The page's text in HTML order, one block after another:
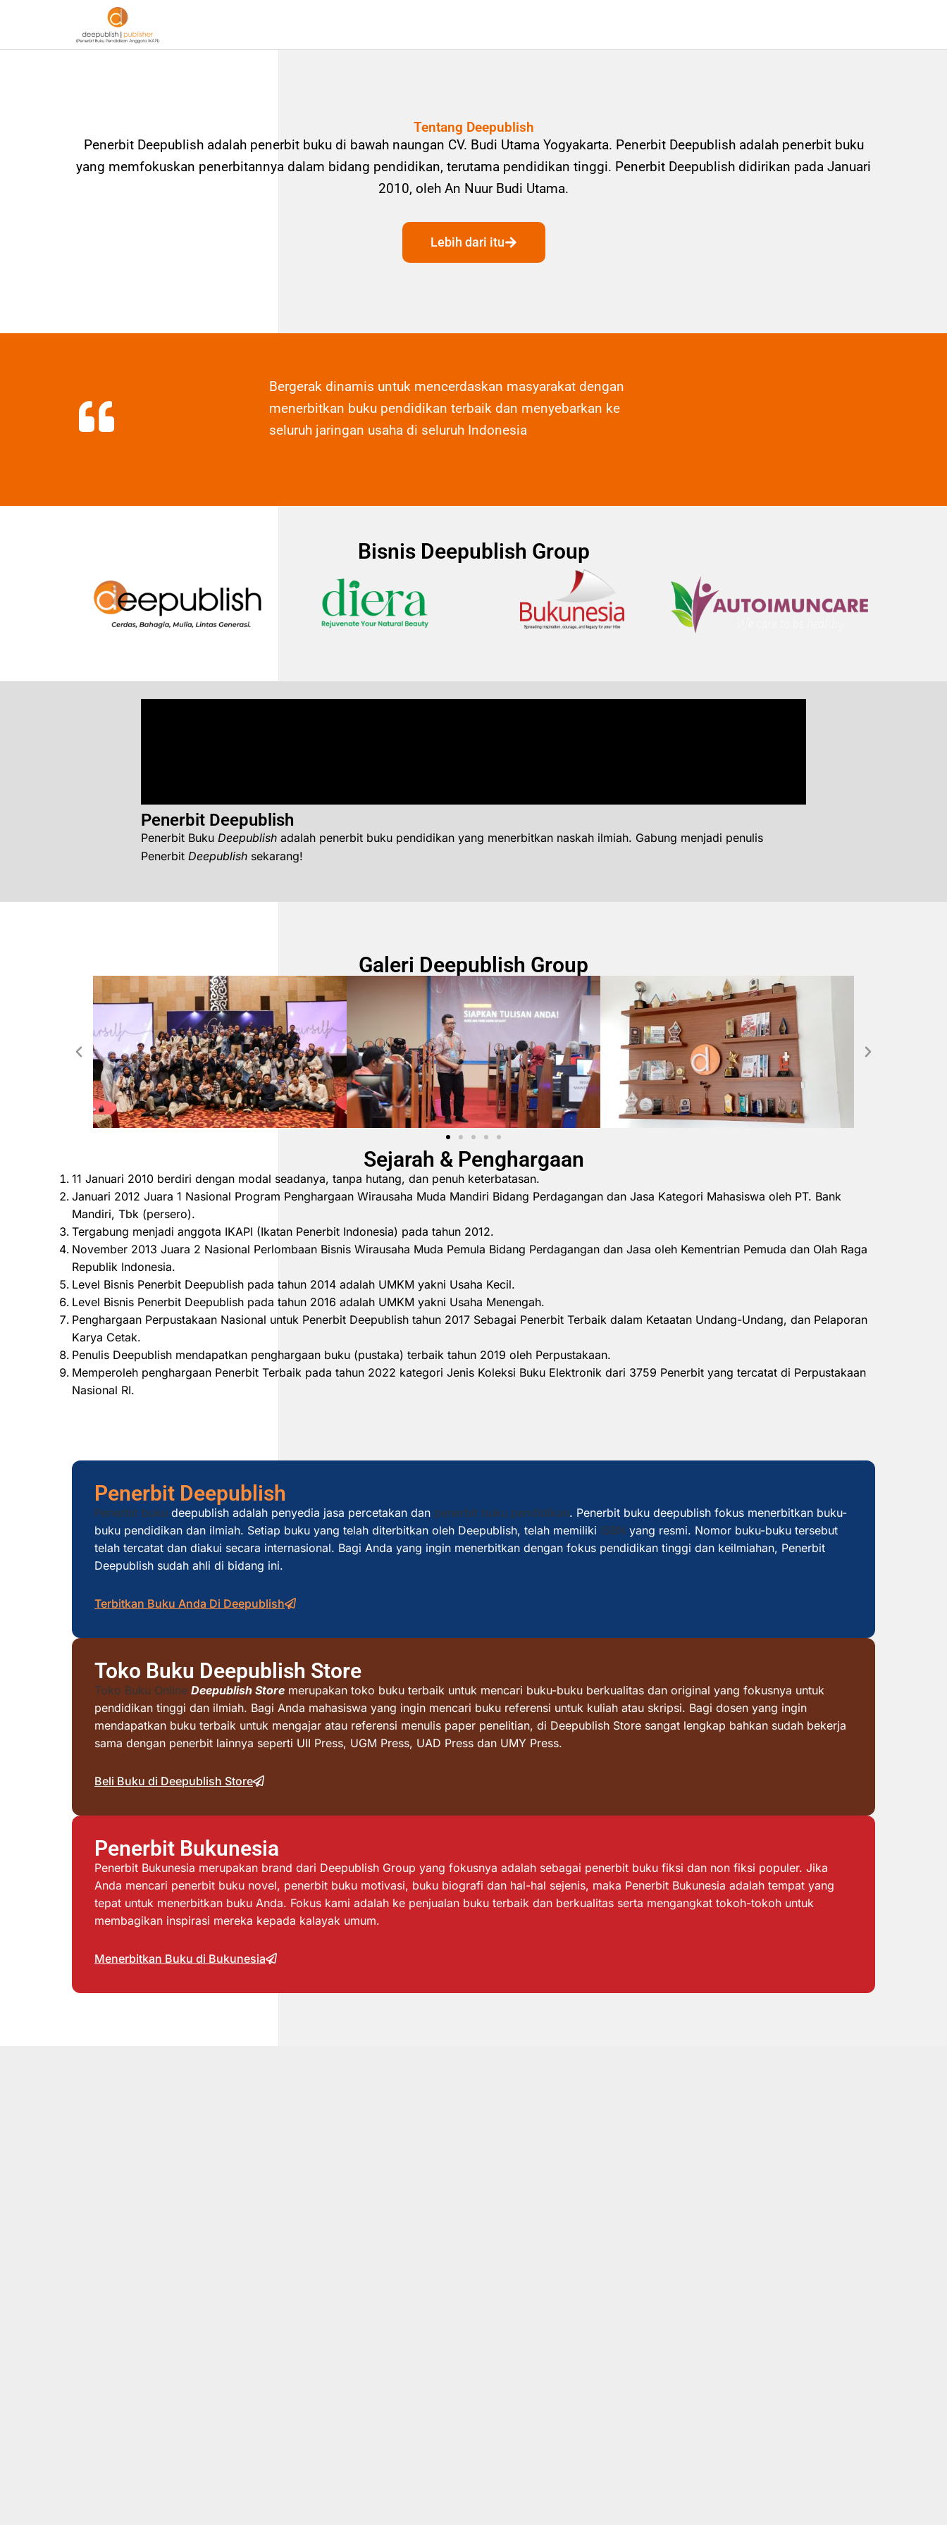
Tentang Deepublish
Penerbit Deepublish adalah penerbit buku di bawah naungan CV. Budi Utama Yogyakarta. Penerbit Deepublish adalah penerbit buku
yang memfokuskan penerbitannya dalam bidang pendidikan, terutama pendidikan tinggi. Penerbit Deepublish didirikan pada Januari
2010, oleh An Nuur Budi Utama.
Lebih dari itu
Bergerak dinamis untuk mencerdaskan masyarakat dengan
menerbitkan buku pendidikan terbaik dan menyebarkan ke
seluruh jaringan usaha di seluruh Indonesia
Bisnis Deepublish Group
Penerbit Deepublish
Penerbit Buku Deepublish adalah penerbit buku pendidikan yang menerbitkan naskah ilmiah. Gabung menjadi penulis
Penerbit Deepublish sekarang!
Galeri Deepublish Group
Sejarah & Penghargaan
11 Januari 2010 berdiri dengan modal seadanya, tanpa hutang, dan penuh keterbatasan.
Januari 2012 Juara 1 Nasional Program Penghargaan Wirausaha Muda Mandiri Bidang Perdagangan dan Jasa Kategori Mahasiswa oleh PT. Bank
Mandiri, Tbk (persero).
Tergabung menjadi anggota IKAPI (Ikatan Penerbit Indonesia) pada tahun 2012.
November 2013 Juara 2 Nasional Perlombaan Bisnis Wirausaha Muda Pemula Bidang Perdagangan dan Jasa oleh Kementrian Pemuda dan Olah Raga
Republik Indonesia.
Level Bisnis Penerbit Deepublish pada tahun 2014 adalah UMKM yakni Usaha Kecil.
Level Bisnis Penerbit Deepublish pada tahun 2016 adalah UMKM yakni Usaha Menengah.
Penghargaan Perpustakaan Nasional untuk Penerbit Deepublish tahun 2017 Sebagai Penerbit Terbaik dalam Ketaatan Undang-Undang, dan Pelaporan
Karya Cetak.
Penulis Deepublish mendapatkan penghargaan buku (pustaka) terbaik tahun 2019 oleh Perpustakaan.
Memperoleh penghargaan Penerbit Terbaik pada tahun 2022 kategori Jenis Koleksi Buku Elektronik dari 3759 Penerbit yang tercatat di Perpustakaan
Nasional RI.
Penerbit Deepublish
Penerbit buku deepublish adalah penyedia jasa percetakan dan penerbit buku pendidikan. Penerbit buku deepublish fokus menerbitkan buku-
buku pendidikan dan ilmiah. Setiap buku yang telah diterbitkan oleh Deepublish, telah memiliki ISBN yang resmi. Nomor buku-buku tersebut
telah tercatat dan diakui secara internasional. Bagi Anda yang ingin menerbitkan dengan fokus pendidikan tinggi dan keilmiahan, Penerbit
Deepublish sudah ahli di bidang ini.
Terbitkan Buku Anda Di Deepublish
Toko Buku Deepublish Store
Toko Buku Online Deepublish Store merupakan toko buku terbaik untuk mencari buku-buku berkualitas dan original yang fokusnya untuk
pendidikan tinggi dan ilmiah. Bagi Anda mahasiswa yang ingin mencari buku referensi untuk kuliah atau skripsi. Bagi dosen yang ingin
mendapatkan buku terbaik untuk mengajar atau referensi menulis paper penelitian, di Deepublish Store sangat lengkap bahkan sudah bekerja
sama dengan penerbit lainnya seperti UII Press, UGM Press, UAD Press dan UMY Press.
Beli Buku di Deepublish Store
Penerbit Bukunesia
Penerbit Bukunesia merupakan brand dari Deepublish Group yang fokusnya adalah sebagai penerbit buku fiksi dan non fiksi populer. Jika
Anda mencari penerbit buku novel, penerbit buku motivasi, buku biografi dan hal-hal sejenis, maka Penerbit Bukunesia adalah tempat yang
tepat untuk menerbitkan buku Anda. Fokus kami adalah ke penjualan buku terbaik dan berkualitas serta mengangkat tokoh-tokoh untuk
membagikan inspirasi mereka kepada kalayak umum.
Menerbitkan Buku di Bukunesia